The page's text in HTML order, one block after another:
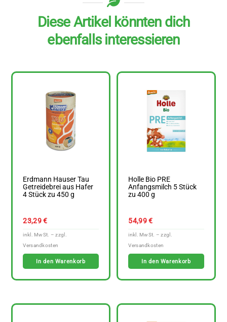
Diese Artikel könnten dich
ebenfalls interessieren
Erdmann Hauser Tau
Getreidebrei aus Hafer
4 Stück zu 450 g
23,29€
In den Warenkorb
Holle Bio PRE
Anfangsmilch 5 Stück
zu 400 g
54,99€
In den Warenkorb